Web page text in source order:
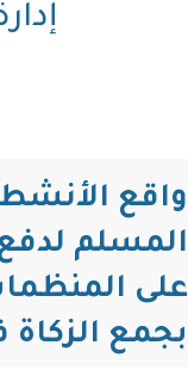
واقع
المسلم لدفع
على
بجمع